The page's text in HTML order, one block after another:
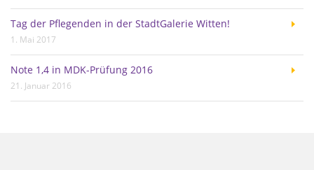
Tag der Pflegenden in der StadtGalerie Witten!
1. Mai 2017
Note 1,4 in MDK-Prüfung 2016
21. Januar 2016